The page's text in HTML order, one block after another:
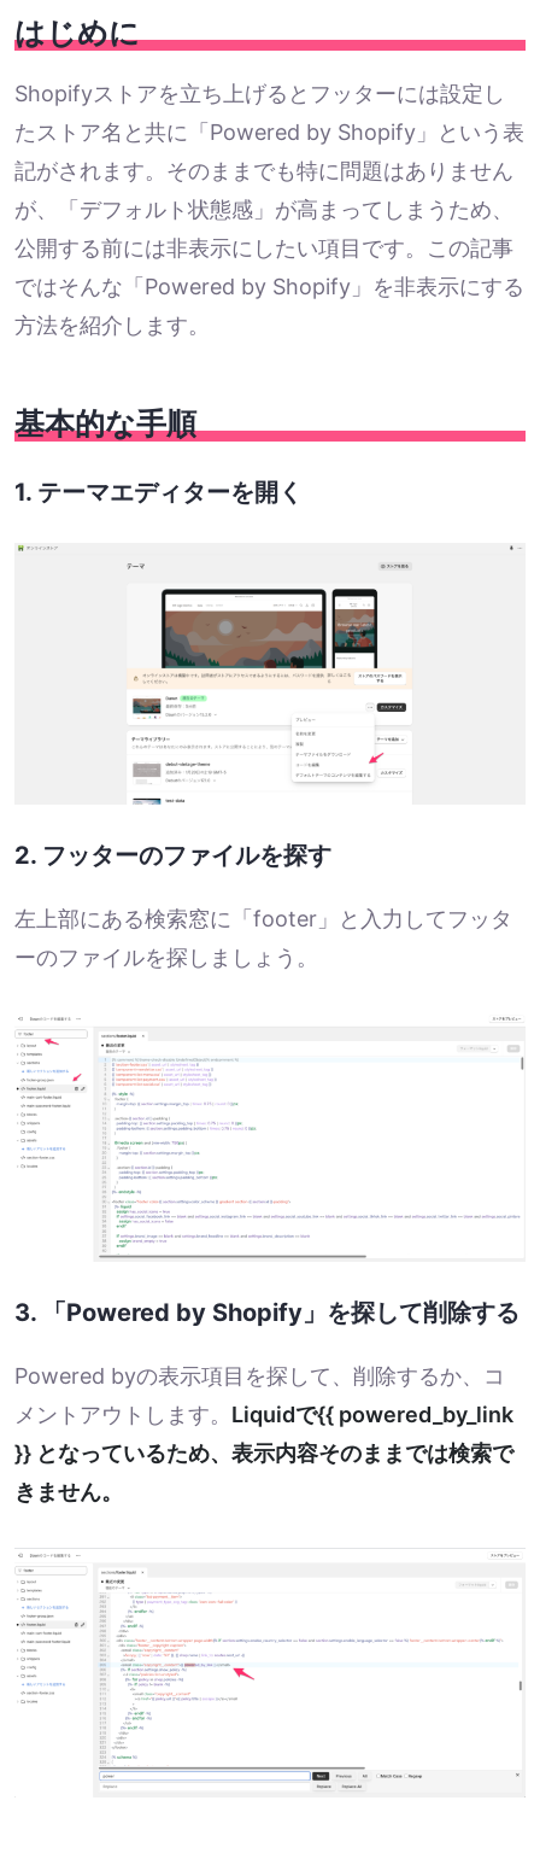
はじめに
Shopifyストアを立ち上げるとフッターには設定し
たストア名と共に「Powered by Shopify」という表
記がされます。そのままでも特に問題はありません
が、「デフォルト状態感」が高まってしまうため、
公開する前には非表示にしたい項目です。この記事
ではそんな「Powered by Shopify」を非表示にする
方法を紹介します。
基本的な手順
1. テーマエディターを開く
2. フッターのファイルを探す
左上部にある検索窓に「footer」と入力してフッタ
ーのファイルを探しましょう。
3. 「Powered by Shopify」を探して削除する
Powered byの表示項目を探して、削除するか、コ
メントアウトします。 Liquidで{{ powered_by_link
}} となっているため、表示内容そのままでは検索で
きません。